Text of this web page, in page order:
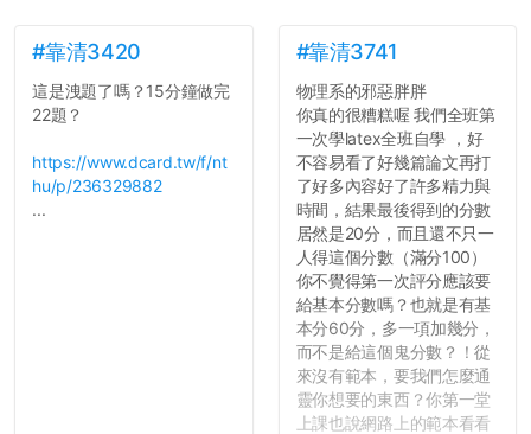
#靠清3420
這是洩題了嗎？15分鐘做完
22題？
https://www.dcard.tw/f/nt
hu/p/236329882
...
#靠清3741
物理系的邪惡胖胖
你真的很糟糕喔 我們全班第
一次學latex全班自學 ，好
不容易看了好幾篇論文再打
了好多內容好了許多精力與
時間，結果最後得到的分數
居然是20分，而且還不只一
人得這個分數（滿分100）
你不覺得第一次評分應該要
給基本分數嗎？也就是有基
本分60分，多一項加幾分，
而不是給這個鬼分數？！從
來沒有範本，要我們怎麼通
靈你想要的東西？你第一堂
上課也說網路上的範本看看